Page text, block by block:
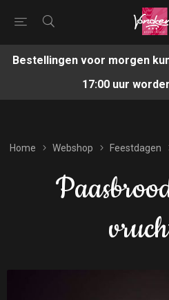
Bestellingen voor morgen
17:00 uur
Home Webshop Feestdagen